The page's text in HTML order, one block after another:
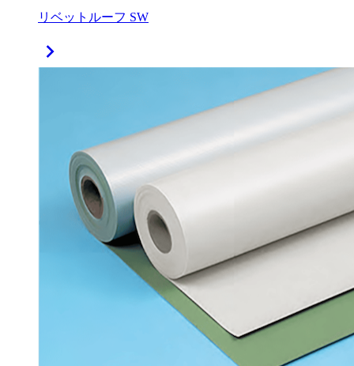
リベットルーフ SW
chevron_right